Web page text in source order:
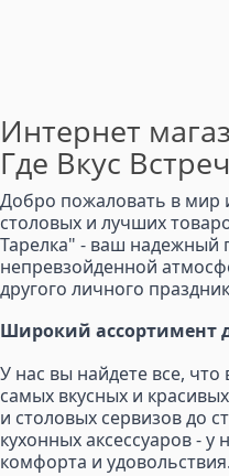
Интернет
Где Вкус
Добро пожаловать в мир
столовых и лучших
Тарелка" - ваш надежный
непревзойденной
другого личного
Широкий ассортимент
У нас вы найдете все,
самых вкусных и
и столовых сервизов до
кухонных аксессуаров - у
комфорта и удовольствия.